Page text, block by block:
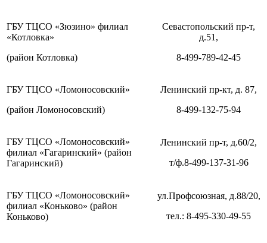
ГБУ ТЦСО «Зюзино» филиал
«Котловка»
(район Котловка)
Севастопольский пр-т,
д.51,
8-499-789-42-45
ГБУ ТЦСО «Ломоносовский»
(район Ломоносовский)
Ленинский пр-кт, д. 87,
8-499-132-75-94
ГБУ ТЦСО «Ломоносовский»
филиал «Гагаринский» (район
Гагаринский)
Ленинский пр-т, д.60/2,
т/ф.8-499-137-31-96
ГБУ ТЦСО «Ломоносовский»
филиал «Коньково» (район
Коньково)
ул.Профсоюзная, д.88/20,
тел.: 8-495-330-49-55